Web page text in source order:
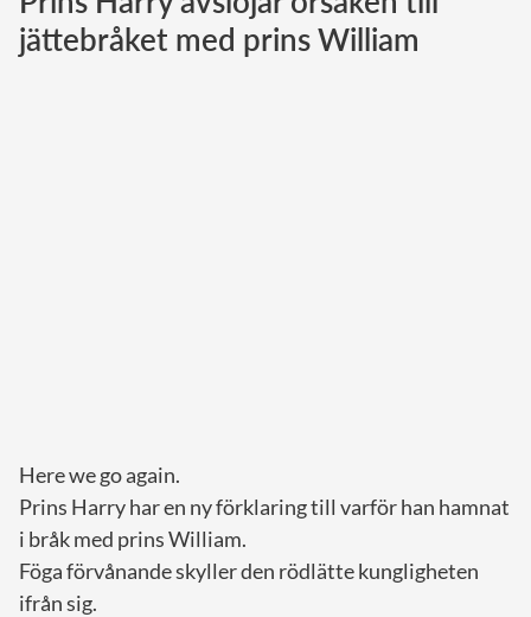
Norska kungahuset
jättebråket med prins William
Here we go again.
Prins Harry har en ny förklaring till varför han hamnat
i bråk med prins William.
Föga förvånande skyller den rödlätte kungligheten
ifrån sig.